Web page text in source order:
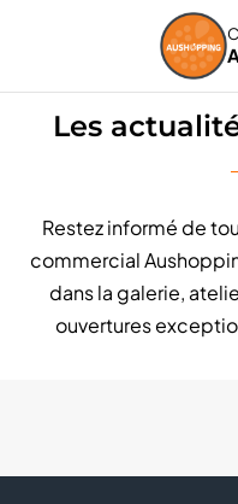
Les actualités
Les
Restez informé de
commercial
dans la galerie,
ouvertures